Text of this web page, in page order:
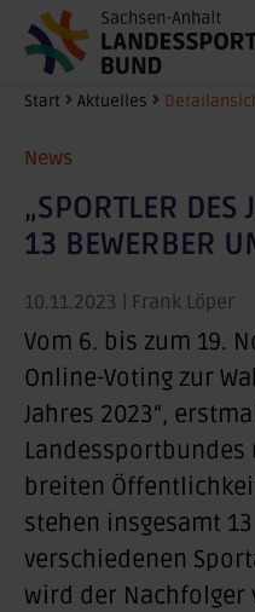
Zum Hauptinhalt springen
Sie sind hier:
Start Aktuelles
News
„SPORTLER
13 BEWERBER
10.11.2023 | Frank Löper
Vom 6. bis zum 19.
Online-Voting zur
Jahres 2023“,
breiten
stehen insgesamt
verschiedenen
wird der Nachfolger